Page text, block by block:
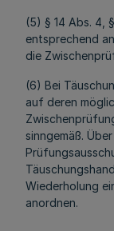
(5) § 14 Abs. 4,
entsprechend
die
(6) Bei
auf deren
sinngemäß.
Wiederholung
anordnen.